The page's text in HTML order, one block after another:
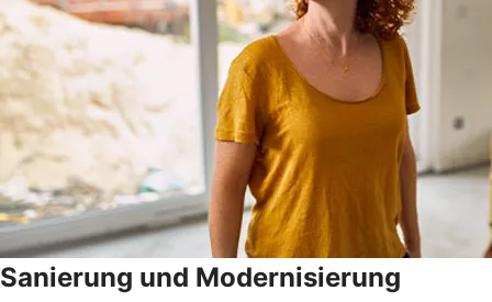
Sanierung und Modernisierung